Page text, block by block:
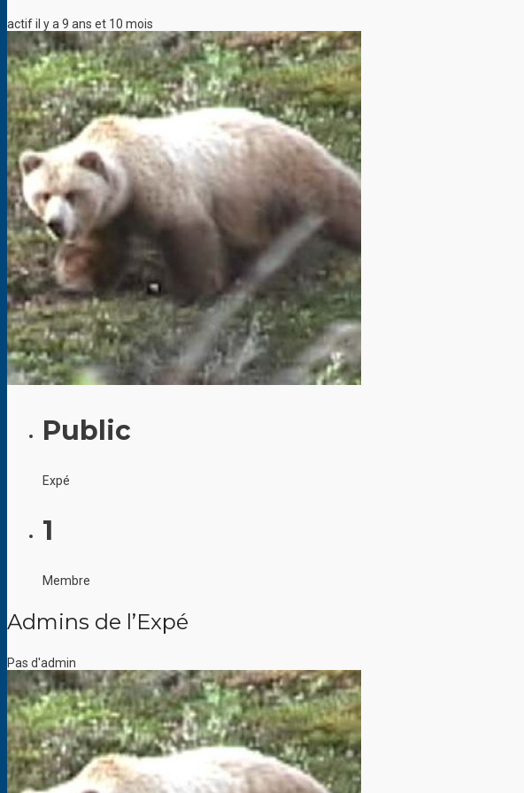
actif il y a 9 ans et 10 mois
Public
Expé
1
Membre
Admins de l’Expé
Pas d'admin